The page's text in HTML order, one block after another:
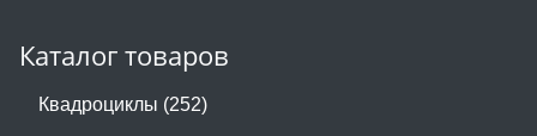
Каталог товаров
Квадроциклы (252)